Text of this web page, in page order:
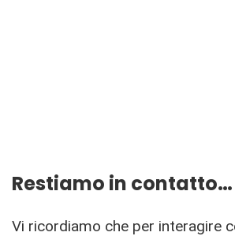
Restiamo in contatto…
Vi ricordiamo che per interagire